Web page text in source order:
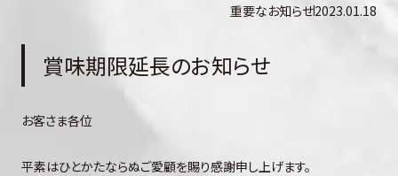
重要なお知らせ2023.01.18
賞味期限延長のお知らせ
お客さま各位
平素はひとかたならぬご愛顧を賜り感謝申し上げます。